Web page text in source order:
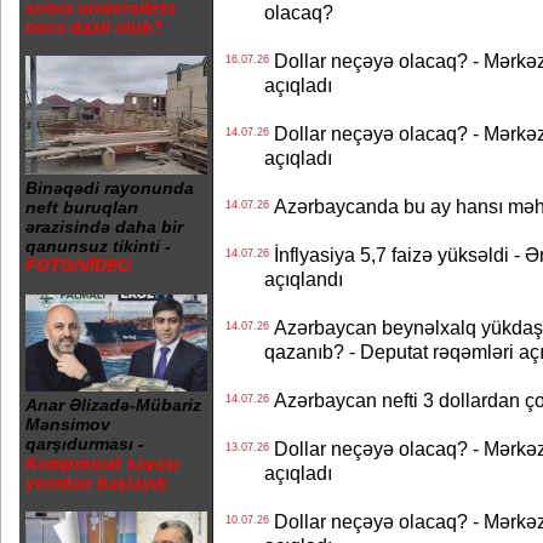
sonra universitetə
necə daxil olub?
Binəqədi rayonunda
neft buruqları
ərazisində daha bir
qanunsuz tikinti -
FOTO/VİDEO
Anar Əlizadə-Mübariz
Mənsimov
qarşıdurması -
Kompromat savaşı
yenidən başlayıb
olacaq?
16.07.26Dollar neçəyə olacaq? -
açıqladı
14.07.26Dollar neçəyə olacaq? -
açıqladı
14.07.26Azərbaycanda bu ay hansı
14.07.26İnflyasiya 5,7 faizə yüksəldi -
açıqlandı
14.07.26Azərbaycan beynəlxalq
qazanıb? - Deputat rəqəmləri
14.07.26Azərbaycan nefti 3 dollardan
13.07.26Dollar neçəyə olacaq? -
açıqladı
10.07.26Dollar neçəyə olacaq? -